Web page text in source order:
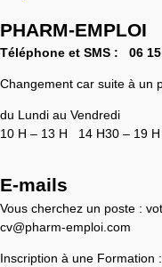
PHARM-EMPLOI
Téléphone et SMS : 06
Changement car suite à un
du Lundi au Vendredi
10 H – 13 H 14 H30 – 19 H
E-mails
Vous cherchez un poste :
cv@pharm-emploi.com
Inscription à une Formation